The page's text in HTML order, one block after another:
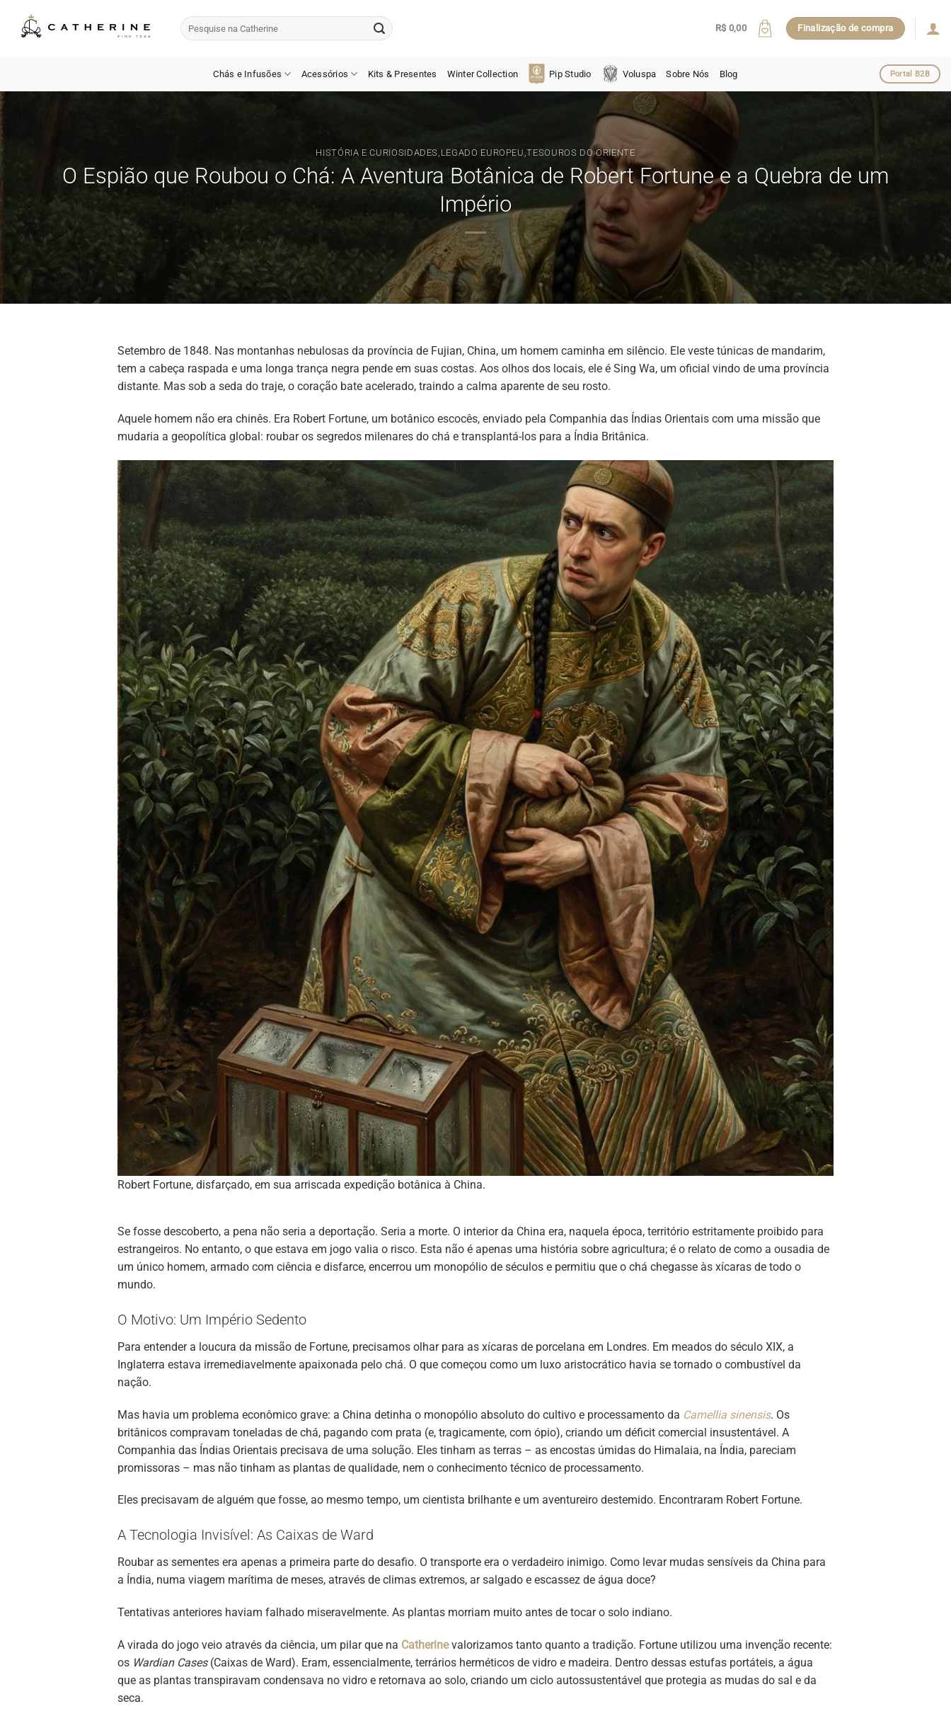
Pesquisar
por:
R$ 0,00 Finalização de compra
Chás e Infusões Acessórios Kits & Presentes Winter Collection Pip Studio Voluspa Sobre Nós Blog Portal B2B
HISTÓRIA E CURIOSIDADES, LEGADO EUROPEU ,TESOUROS DO ORIENTE
O Espião que Roubou o Chá: A Aventura Botânica de Robert Fortune e a Quebra de um
Império
Setembro de 1848. Nas montanhas nebulosas da província de Fujian, China, um homem caminha em silêncio. Ele veste túnicas de mandarim,
tem a cabeça raspada e uma longa trança negra pende em suas costas. Aos olhos dos locais, ele é Sing Wa, um oficial vindo de uma província
distante. Mas sob a seda do traje, o coração bate acelerado, traindo a calma aparente de seu rosto.
Aquele homem não era chinês. Era Robert Fortune, um botânico escocês, enviado pela Companhia das Índias Orientais com uma missão que
mudaria a geopolítica global: roubar os segredos milenares do chá e transplantá-los para a Índia Britânica.
Robert Fortune, disfarçado, em sua arriscada expedição botânica à China.
Se fosse descoberto, a pena não seria a deportação. Seria a morte. O interior da China era, naquela época, território estritamente proibido para
estrangeiros. No entanto, o que estava em jogo valia o risco. Esta não é apenas uma história sobre agricultura; é o relato de como a ousadia de
um único homem, armado com ciência e disfarce, encerrou um monopólio de séculos e permitiu que o chá chegasse às xícaras de todo o
mundo.
O Motivo: Um Império Sedento
Para entender a loucura da missão de Fortune, precisamos olhar para as xícaras de porcelana em Londres. Em meados do século XIX, a
Inglaterra estava irremediavelmente apaixonada pelo chá. O que começou como um luxo aristocrático havia se tornado o combustível da
nação.
Mas havia um problema econômico grave: a China detinha o monopólio absoluto do cultivo e processamento da Camellia sinensis. Os
britânicos compravam toneladas de chá, pagando com prata (e, tragicamente, com ópio), criando um déficit comercial insustentável. A
Companhia das Índias Orientais precisava de uma solução. Eles tinham as terras – as encostas úmidas do Himalaia, na Índia, pareciam
promissoras – mas não tinham as plantas de qualidade, nem o conhecimento técnico de processamento.
Eles precisavam de alguém que fosse, ao mesmo tempo, um cientista brilhante e um aventureiro destemido. Encontraram Robert Fortune.
A Tecnologia Invisível: As Caixas de Ward
Roubar as sementes era apenas a primeira parte do desafio. O transporte era o verdadeiro inimigo. Como levar mudas sensíveis da China para
a Índia, numa viagem marítima de meses, através de climas extremos, ar salgado e escassez de água doce?
Tentativas anteriores haviam falhado miseravelmente. As plantas morriam muito antes de tocar o solo indiano.
A virada do jogo veio através da ciência, um pilar que na Catherinevalorizamos tanto quanto a tradição. Fortune utilizou uma invenção recente:
os Wardian Cases(Caixas de Ward). Eram, essencialmente, terrários herméticos de vidro e madeira. Dentro dessas estufas portáteis, a água
que as plantas transpiravam condensava no vidro e retornava ao solo, criando um ciclo autossustentável que protegia as mudas do sal e da
seca.